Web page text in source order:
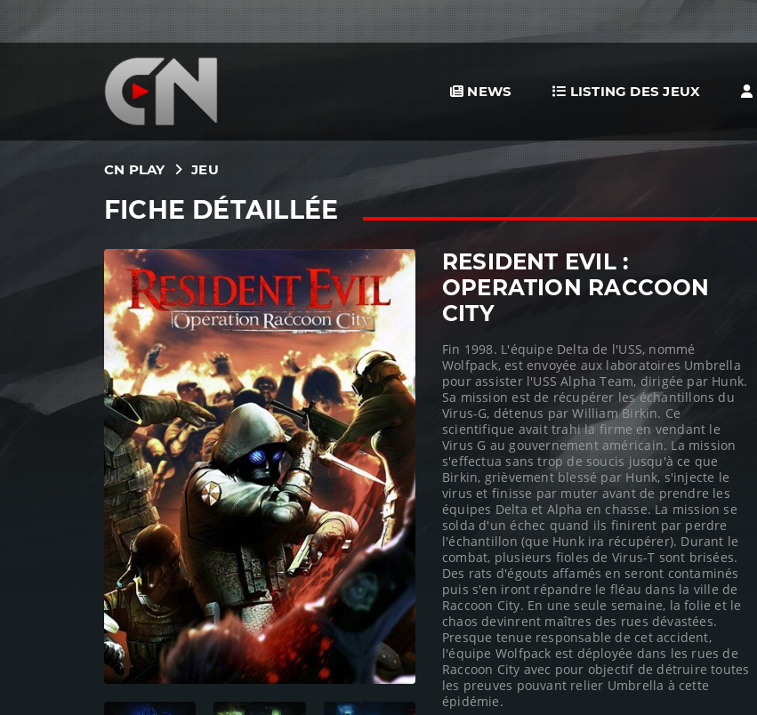
NEWS LISTING DES JEUX
CN PLAY JEU
FICHE DÉTAILLÉE
RESIDENT EVIL :
OPERATION RACCOON
CITY
Fin 1998. L'équipe Delta de l'USS, nommé
Wolfpack, est envoyée aux laboratoires Umbrella
pour assister l'USS Alpha Team, dirigée par Hunk.
Sa mission est de récupérer les échantillons du
Virus-G, détenus par William Birkin. Ce
scientifique avait trahi la firme en vendant le
Virus G au gouvernement américain. La mission
s'effectua sans trop de soucis jusqu'à ce que
Birkin, grièvement blessé par Hunk, s'injecte le
virus et finisse par muter avant de prendre les
équipes Delta et Alpha en chasse. La mission se
solda d'un échec quand ils finirent par perdre
l'échantillon (que Hunk ira récupérer). Durant le
combat, plusieurs fioles de Virus-T sont brisées.
Des rats d'égouts affamés en seront contaminés
puis s'en iront répandre le fléau dans la ville de
Raccoon City. En une seule semaine, la folie et le
chaos devinrent maîtres des rues dévastées.
Presque tenue responsable de cet accident,
l'équipe Wolfpack est déployée dans les rues de
Raccoon City avec pour objectif de détruire toutes
les preuves pouvant relier Umbrella à cette
épidémie.